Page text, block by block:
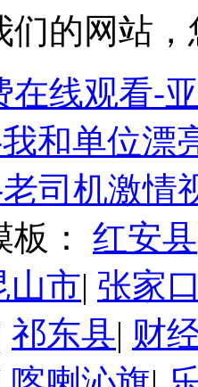
们的网站
在线观看-
和单位漂
司机激情
： 红安县
山市| 张家
祁东县| 财